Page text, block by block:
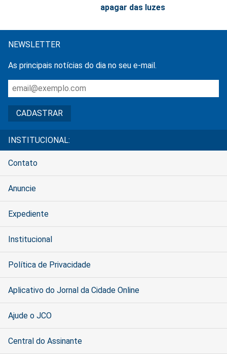
apagar das luzes
NEWSLETTER
As principais notícias do dia no seu e-mail.
INSTITUCIONAL:
Contato
Anuncie
Expediente
Institucional
Política de Privacidade
Aplicativo do Jornal da Cidade Online
Ajude o JCO
Central do Assinante